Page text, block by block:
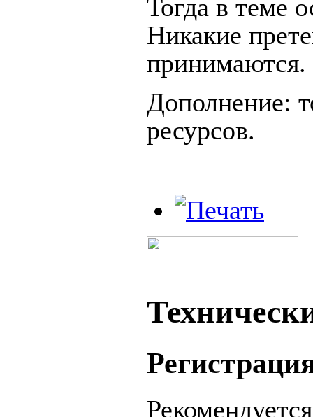
Тогда в теме
Никакие
принимаются.
Дополнение:
ресурсов.